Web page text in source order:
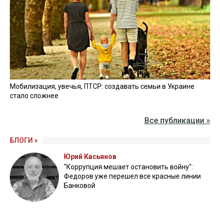
Мобилизация, увечья, ПТСР: создавать семьи в Украине
стало сложнее
Все публикации »
БЛОГИ »
Юрий Касьянов
"Коррупция мешает остановить войну":
Федоров уже перешел все красные линии
Банковой